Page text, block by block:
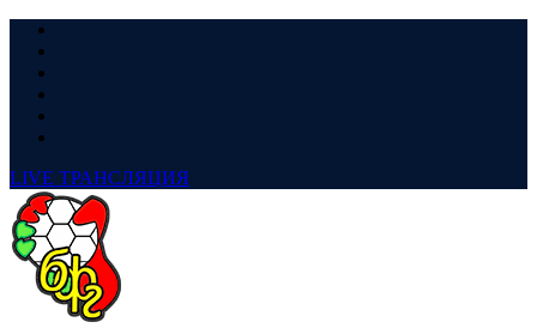
LIVE ТРАНСЛЯЦИЯ